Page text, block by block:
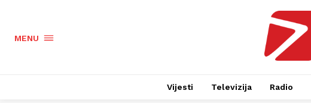
MENU
Vijesti Televizija Radio